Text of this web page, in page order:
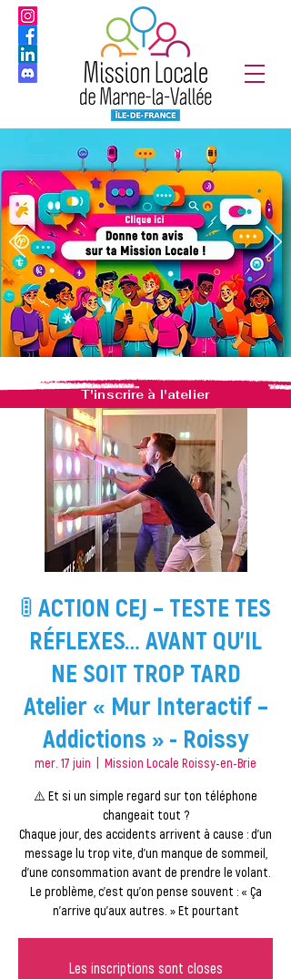
T'inscrire à l'atelier
🚦 ACTION CEJ – TESTE TES
RÉFLEXES… AVANT QU’IL
NE SOIT TROP TARD
Atelier « Mur Interactif –
Addictions » - Roissy
mer. 17 juin Mission Locale Roissy-en-Brie
⚠️ Et si un simple regard sur ton téléphone
changeait tout ?
Chaque jour, des accidents arrivent à cause : d’un
message lu trop vite, d’un manque de sommeil,
d’une consommation avant de prendre le volant.
Le problème, c’est qu’on pense souvent : « Ça
n’arrive qu’aux autres. » Et pourtant
Les inscriptions sont closes